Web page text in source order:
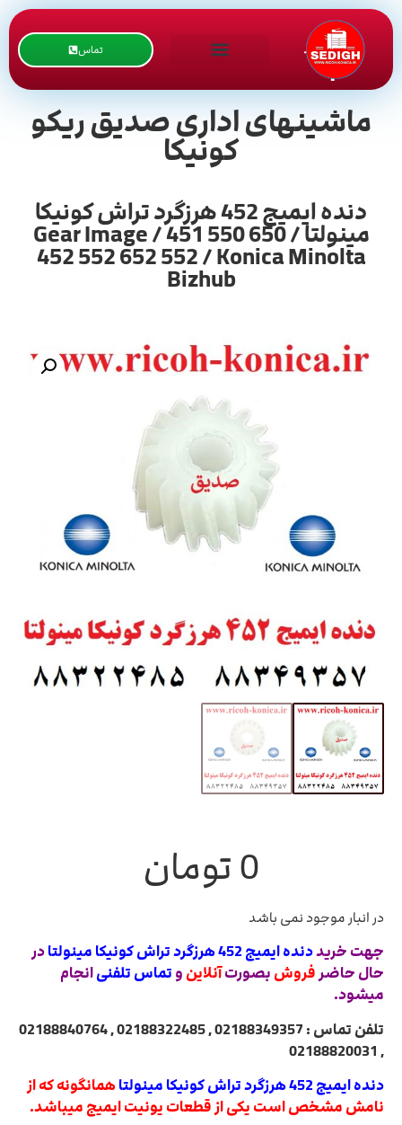
تماس
ماشینهای اداری صدیق ریکو
کونیکا
دنده ایمیج 452 هرزگرد تراش کونیکا
مینولتا / Gear Image / 451 550 650
452 552 652 552 / Konica Minolta
Bizhub
0تومان
در انبار موجود نمی باشد
جهت خریددنده ایمیج 452 هرزگرد تراش کونیکا مینولتا
در
حال حاضرفروش بصورتآنلاین و تماس تلفنیانجام
میشود.
تلفن تماس : 02188349357 , 02188322485 , 02188840764
, 02188820031
دنده ایمیج 452 هرزگرد تراش کونیکا مینولتا
همانگونه که از
نامش مشخص است یکی از قطعات یونیت ایمیج میباشد.